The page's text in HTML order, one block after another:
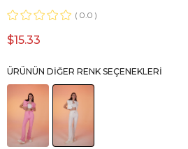
0.0
$15.33
ÜRÜNÜN DIĞER RENK SEÇENEKLERI